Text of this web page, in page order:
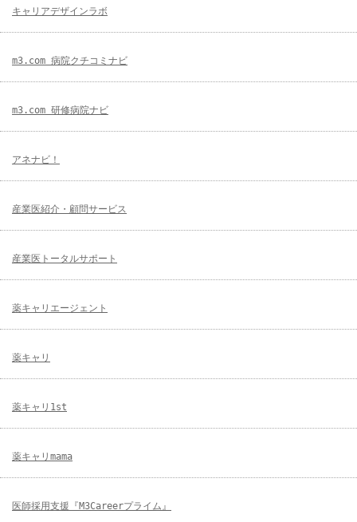
キャリアデザインラボ
m3.com 病院クチコミナビ
m3.com 研修病院ナビ
アネナビ！
産業医紹介・顧問サービス
産業医トータルサポート
薬キャリエージェント
薬キャリ
薬キャリ1st
薬キャリmama
医師採用支援『M3Careerプライム』